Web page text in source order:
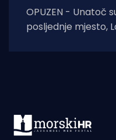
OPUZEN - Unatoč
posljednje mjesto,